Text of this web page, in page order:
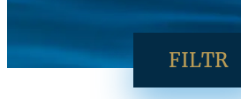
FILTR